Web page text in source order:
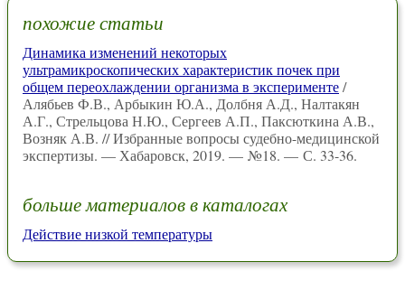
похожие статьи
Динамика изменений некоторых
ультрамикроскопических характеристик почек при
общем переохлаждении организма в эксперименте/
Алябьев Ф.В., Арбыкин Ю.А., Долбня А.Д., Налтакян
А.Г., Стрельцова Н.Ю., Сергеев А.П., Паксюткина А.В.,
Возняк А.В. // Избранные вопросы судебно-медицинской
экспертизы. — Хабаровск, 2019. — №18. — С. 33-36.
больше материалов в каталогах
Действие низкой температуры